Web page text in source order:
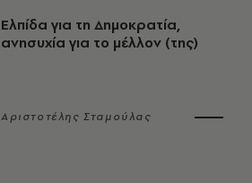
Ελπίδα για τη Δημοκρατία,
ανησυχία για το μέλλον (της)
Αριστοτέλης Σταμούλας